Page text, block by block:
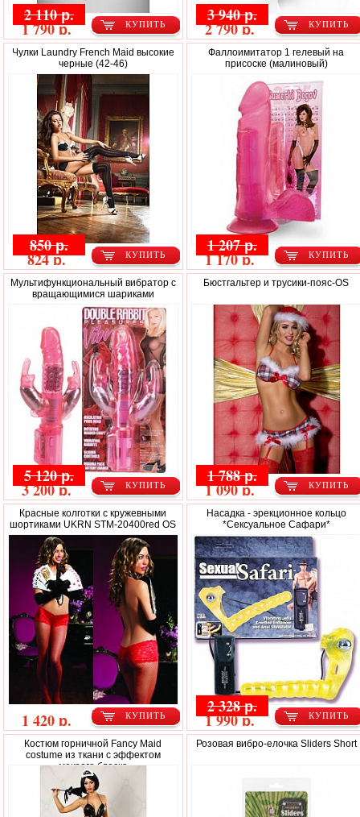
КУПИТЬ
2 110 р.
1 790 р. КУПИТЬ
3 940 р.
2 790 р.
Чулки Laundry French Maid высокие
черные (42-46)
КУПИТЬ
850 р.
824 р.
Фаллоимитатор 1 гелевый на
присоске (малиновый)
КУПИТЬ
1 207 р.
1 170 р.
Мультифункциональный вибратор с
вращающимися шариками
КУПИТЬ
5 120 р.
3 200 р.
Бюстгальтер и трусики-пояс-OS
КУПИТЬ
1 788 р.
1 090 р.
Красные колготки с кружевными
шортиками UKRN STM-20400red OS
КУПИТЬ
1 420 р.
Насадка - эрекционное кольцо
*Сексуальное Сафари*
КУПИТЬ
2 328 р.
1 990 р.
Костюм горничной Fancy Maid
costume из ткани с эффектом
мокрого блеска
Розовая вибро-елочка Sliders Short